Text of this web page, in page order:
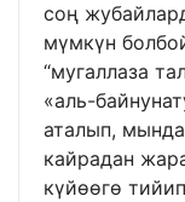
соң
мүмкүн
“мугаллаза
«аль-
аталып,
кайрадан
күйөөгө